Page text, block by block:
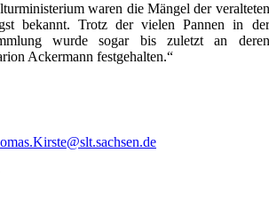
waren die Mängel der veralteten
bekannt. Trotz der vielen Pannen in der
wurde sogar bis zuletzt an deren
Ackermann festgehalten.“